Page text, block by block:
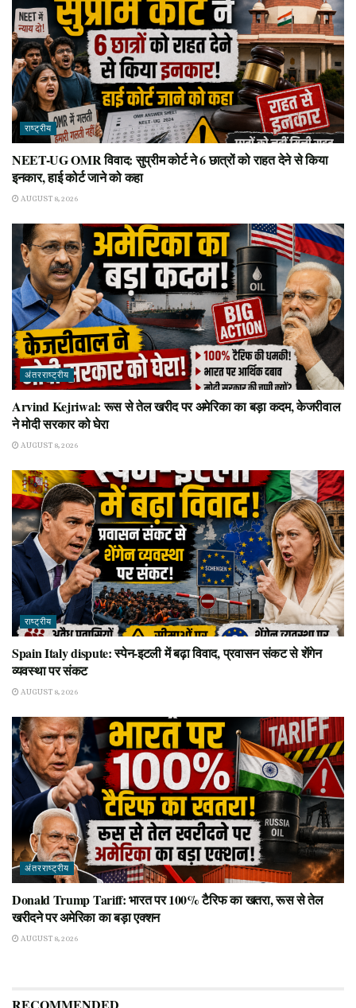
राष्ट्रीय
NEET-UG OMR विवाद: सुप्रीम कोर्ट ने 6 छात्रों को राहत देने से किया
इनकार, हाई कोर्ट जाने को कहा
AUGUST 8, 2026
अंतरराष्ट्रीय
Arvind Kejriwal: रूस से तेल खरीद पर अमेरिका का बड़ा कदम, केजरीवाल
ने मोदी सरकार को घेरा
AUGUST 8, 2026
राष्ट्रीय
Spain Italy dispute: स्पेन-इटली में बढ़ा विवाद, प्रवासन संकट से शेंगेन
व्यवस्था पर संकट
AUGUST 8, 2026
अंतरराष्ट्रीय
Donald Trump Tariff: भारत पर 100% टैरिफ का खतरा, रूस से तेल
खरीदने पर अमेरिका का बड़ा एक्शन
AUGUST 8, 2026
RECOMMENDED